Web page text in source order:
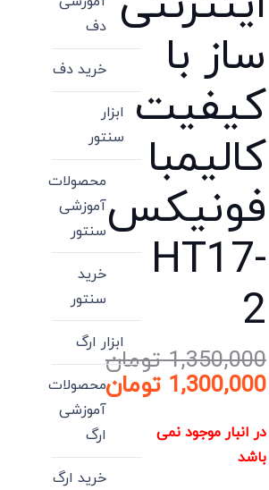
ساز با
کیفیت
کالیمبا
فونیکس
HT17-
2
1,350,000 تومان
قیمت
1,350,000 تومان
بود.
1,300,000 تومان
فعلی:
1,300,000 تومان.
در انبار موجود نمی
باشد
دف
خرید دف
ابزار
سنتور
محصولات
آموزشی
سنتور
خرید
سنتور
ابزار ارگ
محصولات
آموزشی
ارگ
خرید ارگ